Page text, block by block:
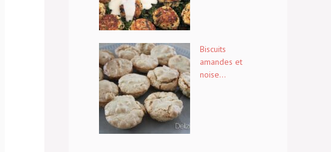
Biscuits
amandes et
noise...